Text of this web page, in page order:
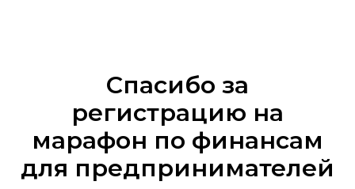
Спасибо за
регистрацию на
марафон по финансам
для предпринимателей